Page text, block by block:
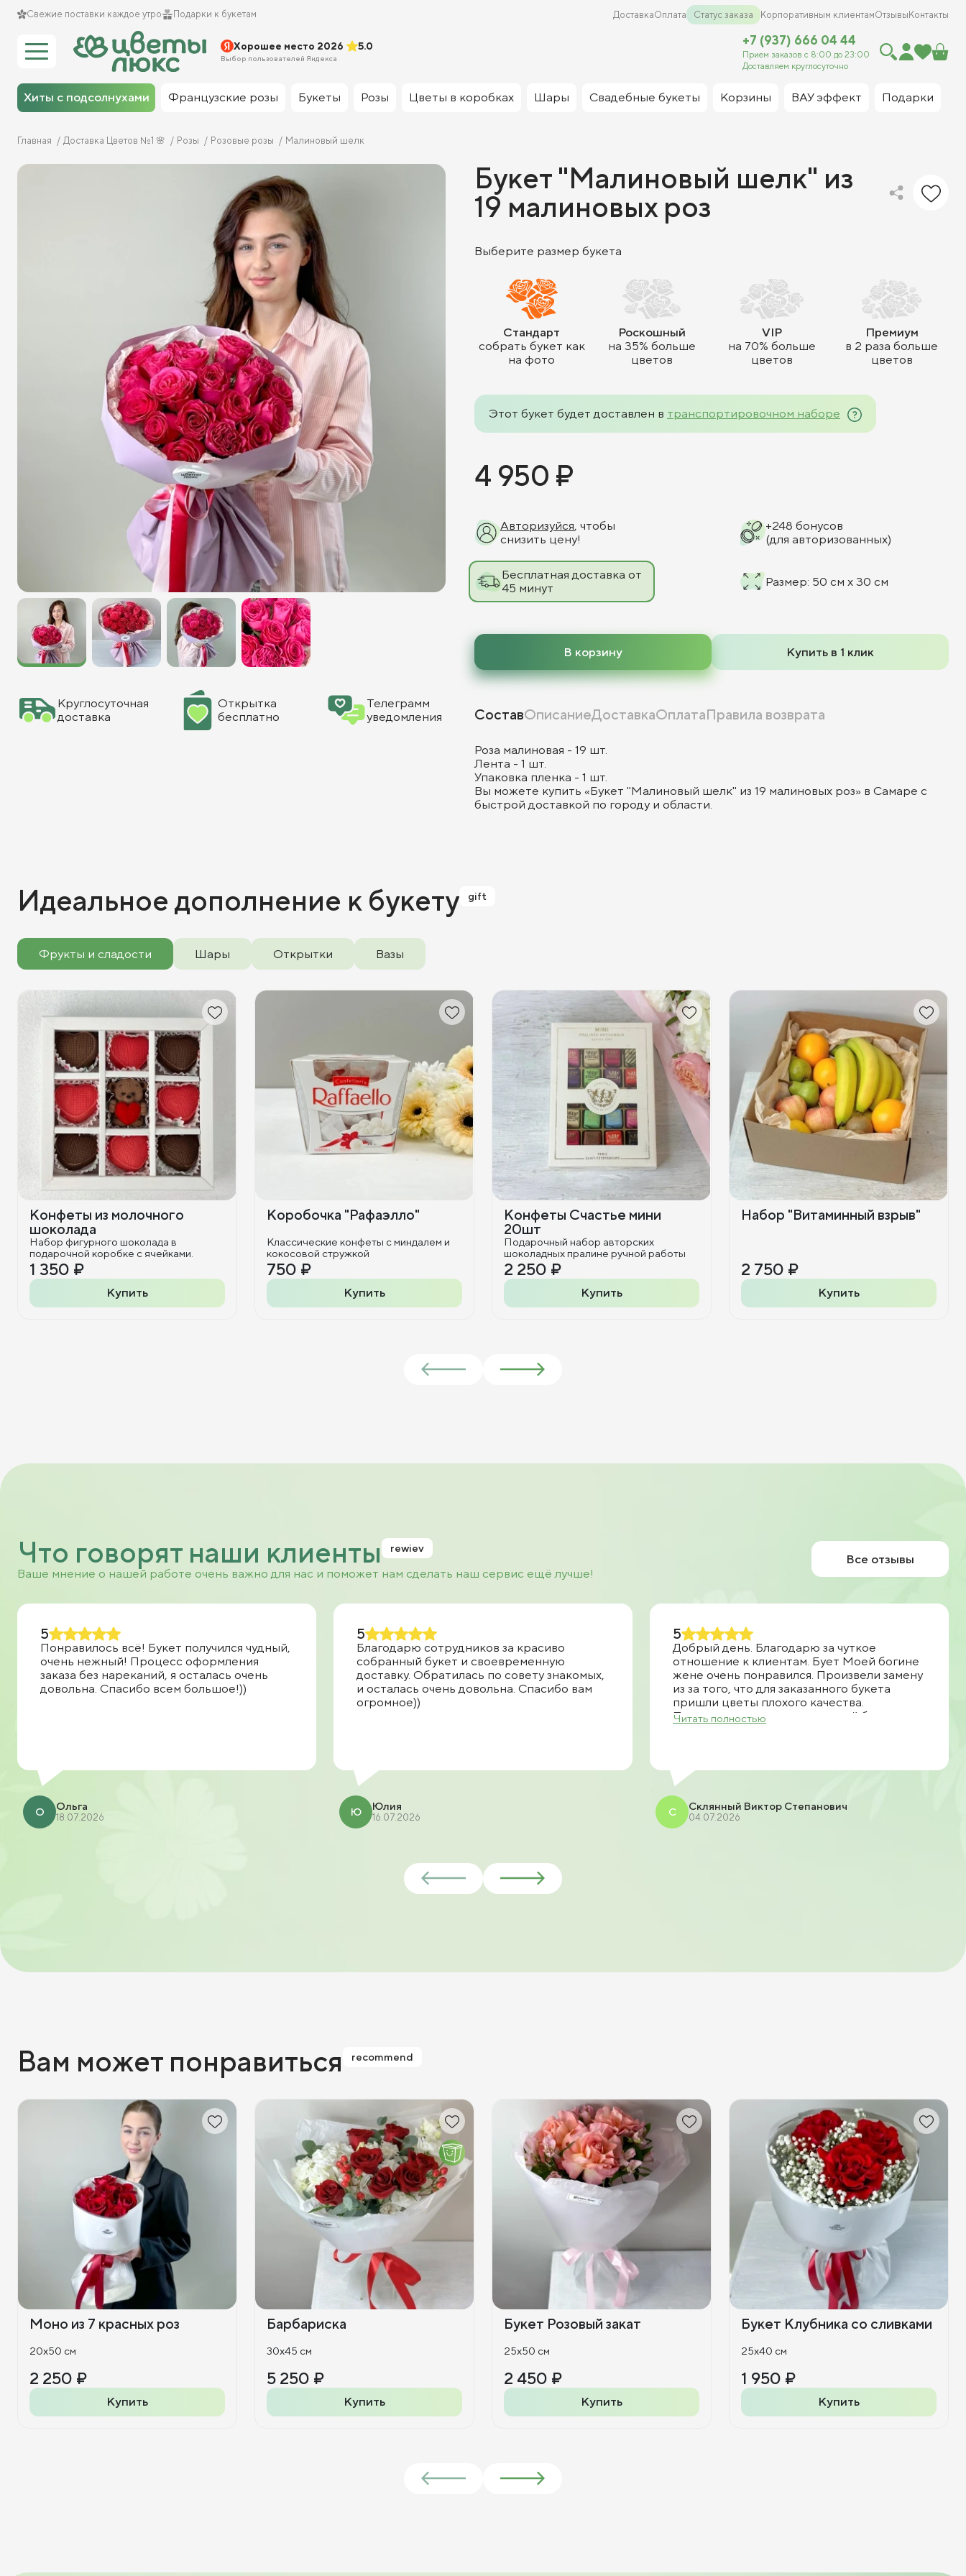
Свежие поставки каждое утро Подарки к букетам ДоставкаОплата Статус заказа Корпоративным клиентамОтзывы Контакты
Хорошее место 2026 5.0
Выбор пользователей Яндекса
+7 (937) 666 04 44
Прием заказов с 8:00 до 23:00
Доставляем круглосуточно
Хиты с подсолнухами Французские розы Букеты Розы Цветы в коробках Шары Свадебные букеты Корзины ВАУ эффект Подарки
Главная Доставка Цветов №1 🌸 Розы Розовые розы Малиновый шелк
Круглосуточная
доставка
Открытка
бесплатно
Телеграмм
уведомления
Букет "Малиновый шелк" из
19 малиновых роз
Выберите размер букета
Стандарт
собрать букет как
на фото
Роскошный
на 35% больше
цветов
VIP
на 70% больше
цветов
Премиум
в 2 раза больше
цветов
Этот букет будет доставлен в транспортировочном наборе
4 950 ₽
Авторизуйся, чтобы
снизить цену!
+248 бонусов
(для авторизованных)
Бесплатная доставка от
45 минут
Размер: 50 см x 30 см
В корзину Купить в 1 клик
СоставОписаниеДоставкаОплатаПравила возврата
Роза малиновая - 19 шт.
Лента - 1 шт.
Упаковка пленка - 1 шт.
Вы можете купить «Букет "Малиновый шелк" из 19 малиновых роз» в Самаре с
быстрой доставкой по городу и области.
Идеальное дополнение к букету gift
Фрукты и сладости Шары Открытки Вазы
Конфеты из молочного
шоколада
Набор фигурного шоколада в
подарочной коробке с ячейками.
1 350 ₽
Купить
Коробочка "Рафаэлло"
Классические конфеты с миндалем и
кокосовой стружкой
750 ₽
Купить
Конфеты Счастье мини
20шт
Подарочный набор авторских
шоколадных пралине ручной работы
2 250 ₽
Купить
Набор "Витаминный взрыв"
2 750 ₽
Купить
Что говорят наши клиенты rewiev
Ваше мнение о нашей работе очень важно для нас и поможет нам сделать наш сервис ещё лучше!
Все отзывы
5
Понравилось всё! Букет получился чудный,
очень нежный! Процесс оформления
заказа без нареканий, я осталась очень
довольна. Спасибо всем большое!))
О Ольга
18.07.2026
5
Благодарю сотрудников за красиво
собранный букет и своевременную
доставку. Обратилась по совету знакомых,
и осталась очень довольна. Спасибо вам
огромное))
Ю Юлия
16.07.2026
5
Добрый день. Благодарю за чуткое
отношение к клиентам. Бует Моей богине
жене очень понравился. Произвели замену
из за того, что для заказанного букета
пришли цветы плохого качества.
Позвонили, предложили другой букет.
Читать полностью
С Склянный Виктор Степанович
04.07.2026
Вам может понравиться recommend
Моно из 7 красных роз
20x50 см
2 250 ₽
Купить
Барбариска
30x45 см
5 250 ₽
Купить
Букет Розовый закат
25x50 см
2 450 ₽
Купить
Букет Клубника со сливками
25x40 см
1 950 ₽
Купить